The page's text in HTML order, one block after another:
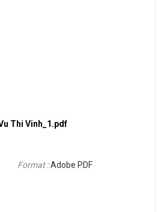
Thi Vinh_1.pdf
Format :Adobe PDF